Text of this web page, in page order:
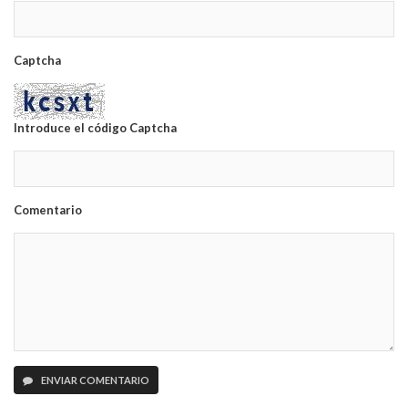
Captcha
Introduce el código Captcha
Comentario
ENVIAR COMENTARIO